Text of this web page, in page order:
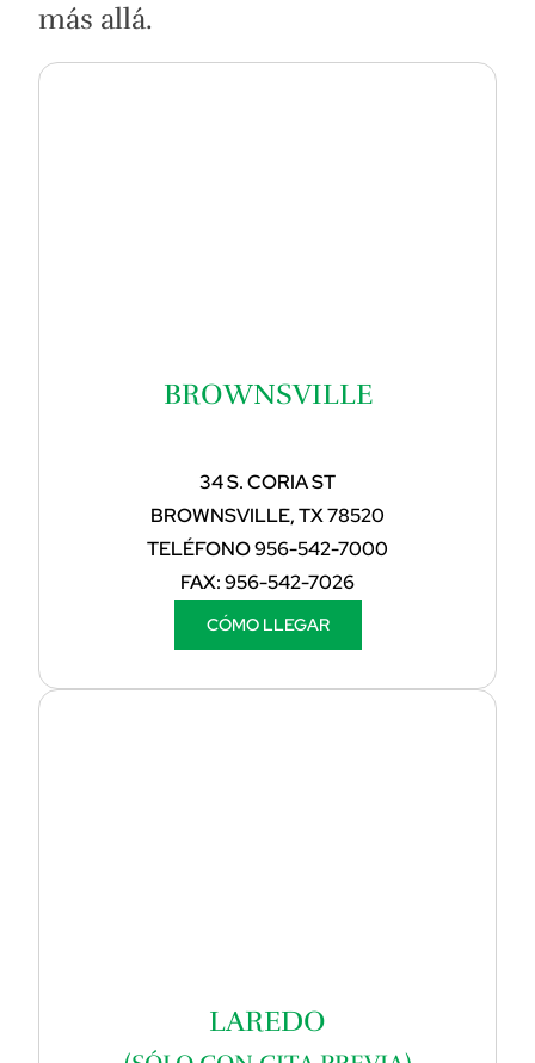
más allá.
BROWNSVILLE
34 S. CORIA ST
BROWNSVILLE, TX 78520
TELÉFONO956-542-7000
FAX:956-542-7026
CÓMO LLEGAR
LAREDO